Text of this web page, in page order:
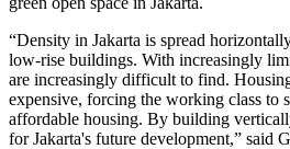
“Density in Jakarta is spread
low-rise buildings. With increasingly
are increasingly difficult to find.
expensive, forcing the working class to
affordable housing. By building
for Jakarta's future development,” said